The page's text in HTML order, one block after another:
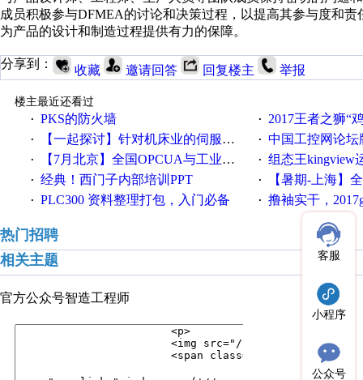
成员积极参与DFMEA的讨论和决策过程，以提高其参与度和
为产品的设计和制造过程提供有力的保障。
分享到： 收藏 邀请回答 回复楼主 举报
楼主最近还看过
· PKS的防火墙 · 2017王者之狮“鸡”情签到
· 【一起探讨】针对机床业的伺服系统发展，您的期望是什么？ · 中国工控网论坛版
· 【7月北京】全国OPCUA与工业互联技术培训班通知！ · 组态王kingview
· 经典！西门子内部培训PPT · 【暑期-上海】全国工业
· PLC300 资料整理打包，入门必备 · 撸袖实干，2017gongkong®第
热门招聘
相关主题
官方公众号智造工程师
客服
小程序
公众号